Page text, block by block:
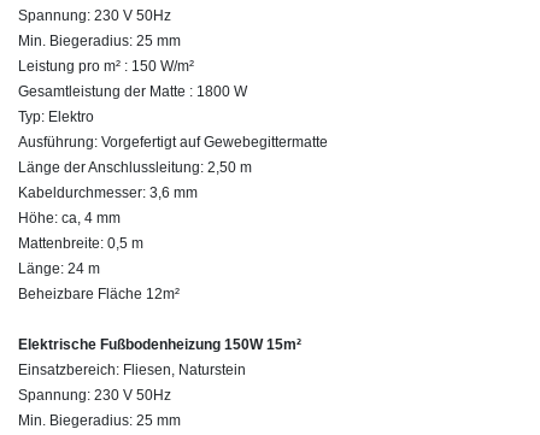
Spannung: 230 V 50Hz
Min. Biegeradius: 25 mm
Leistung pro m² : 150 W/m²
Gesamtleistung der Matte : 1800 W
Typ: Elektro
Ausführung: Vorgefertigt auf Gewebegittermatte
Länge der Anschlussleitung: 2,50 m
Kabeldurchmesser: 3,6 mm
Höhe: ca, 4 mm
Mattenbreite: 0,5 m
Länge: 24 m
Beheizbare Fläche 12m²
Elektrische Fußbodenheizung 150W 15m²
Einsatzbereich: Fliesen, Naturstein
Spannung: 230 V 50Hz
Min. Biegeradius: 25 mm